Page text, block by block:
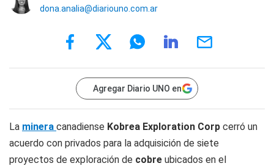
dona.analia@diariouno.com.ar
Agregar Diario UNO en
La minera canadiense Kobrea Exploration Corp cerró un
acuerdo con privados para la adquisición de siete
proyectos de exploración de cobre ubicados en el